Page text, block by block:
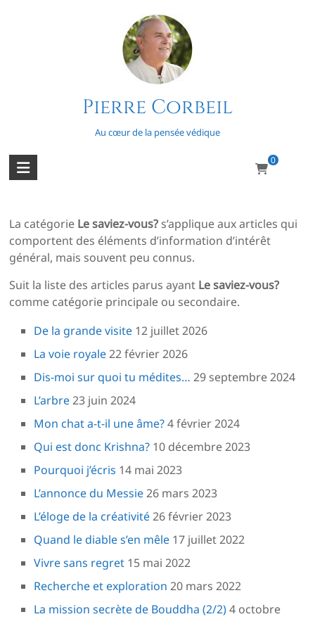
Pierre Corbeil
Au cœur de la pensée védique
0
Catégorie • Le saviez-
La catégorie Le saviez-vous? s’applique aux articles qui
comportent des éléments d’information d’intérêt
général, mais souvent peu connus.
Suit la liste des articles parus ayant Le saviez-vous?
comme catégorie principale ou secondaire.
De la grande visite 12 juillet 2026
La voie royale22 février 2026
Dis-moi sur quoi tu médites… 29 septembre 2024
L’arbre23 juin 2024
Mon chat a-t-il une âme?4 février 2024
Qui est donc Krishna? 10 décembre 2023
Pourquoi j’écris 14 mai 2023
L’annonce du Messie26 mars 2023
L’éloge de la créativité26 février 2023
Quand le diable s’en mêle 17 juillet 2022
Vivre sans regret 15 mai 2022
Recherche et exploration 20 mars 2022
La mission secrète de Bouddha (2/2)4 octobre